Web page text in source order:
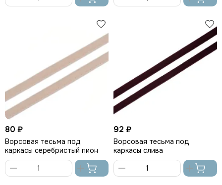
корзину
корзину
80 ₽
Ворсовая тесьма под
каркасы серебристый пион
92 ₽
Ворсовая тесьма под
каркасы слива